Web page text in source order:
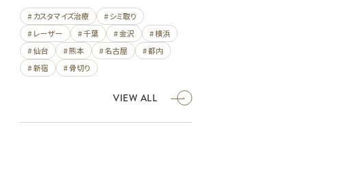
# カスタマイズ治療
# シミ取り
# レーザー
# 千葉 # 金沢
# 横浜
# 仙台
# 熊本 # 名古屋
# 都内
# 新宿
# 骨切り
VIEW ALL